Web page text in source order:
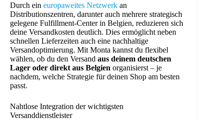
Durch ein europaweites Netzwerk an
Distributionszentren, darunter auch mehrere strategisch
gelegene Fulfillment-Center in Belgien, reduzieren sich
deine Versandkosten deutlich. Dies ermöglicht neben
schnellen Lieferzeiten auch eine nachhaltige
Versandoptimierung. Mit Monta kannst du flexibel
wählen, ob du den Versand aus deinem deutschen
Lager oder direkt aus Belgien organisierst – je
nachdem, welche Strategie für deinen Shop am besten
passt.
Nahtlose Integration der wichtigsten
Versanddienstleister